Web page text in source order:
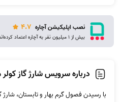
نصب اپلیکیشن آچاره 4.7
بیش از 1 میلیون نفر به آچاره اعتماد کرده‌اند
درباره سرویس شارژ گاز
با رسیدن فصول گرم بهار و تابستان، شارژ